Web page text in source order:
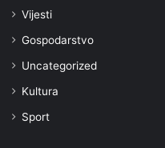
Vijesti
Gospodarstvo
Uncategorized
Kultura
Sport